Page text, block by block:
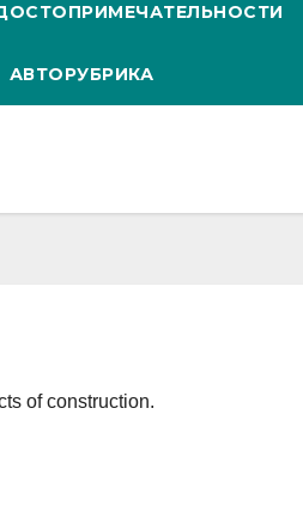
АВТОРУБРИКА
of construction.